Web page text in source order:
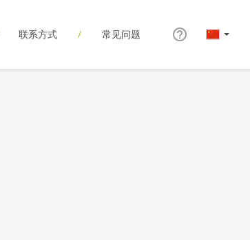
联系方式 常见问题